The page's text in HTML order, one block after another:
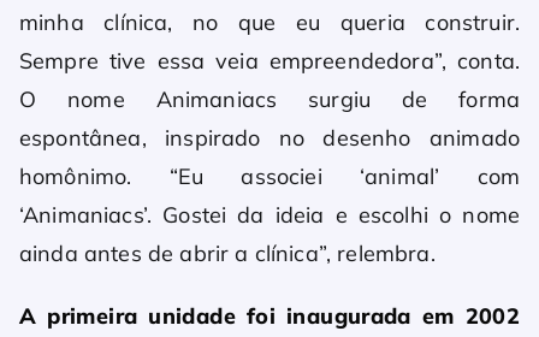
minha clínica, no que eu queria construir.
Sempre tive essa veia empreendedora”, conta.
O nome Animaniacs surgiu de forma
espontânea, inspirado no desenho animado
homônimo. “Eu associei ‘animal’ com
‘Animaniacs’. Gostei da ideia e escolhi o nome
ainda antes de abrir a clínica”, relembra.
A primeira unidade foi inaugurada em 2002